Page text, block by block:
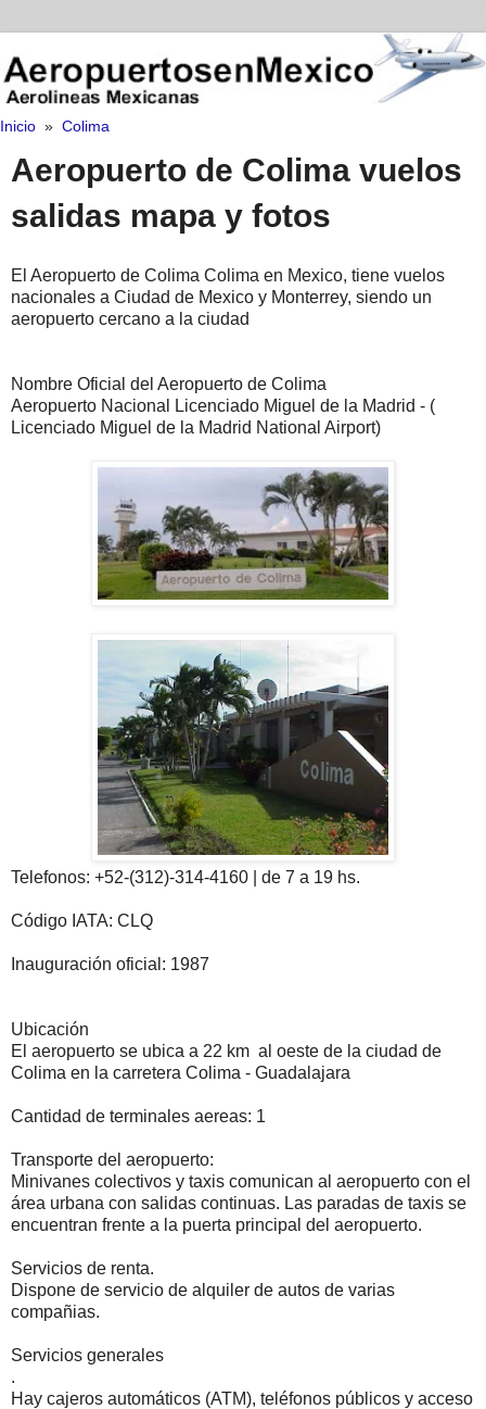
Inicio » Colima
Aeropuerto de Colima vuelos
salidas mapa y fotos
El Aeropuerto de Colima Colima en Mexico, tiene vuelos
nacionales a Ciudad de Mexico y Monterrey, siendo un
aeropuerto cercano a la ciudad
Nombre Oficial del Aeropuerto de Colima
Aeropuerto Nacional Licenciado Miguel de la Madrid - (
Licenciado Miguel de la Madrid National Airport)
Telefonos: +52-(312)-314-4160 | de 7 a 19 hs.
Código IATA: CLQ
Inauguración oficial: 1987
Ubicación
El aeropuerto se ubica a 22 km al oeste de la ciudad de
Colima en la carretera Colima - Guadalajara
Cantidad de terminales aereas: 1
Transporte del aeropuerto:
Minivanes colectivos y taxis comunican al aeropuerto con el
área urbana con salidas continuas. Las paradas de taxis se
encuentran frente a la puerta principal del aeropuerto.
Servicios de renta.
Dispone de servicio de alquiler de autos de varias
compañias.
Servicios generales
.
Hay cajeros automáticos (ATM), teléfonos públicos y acceso